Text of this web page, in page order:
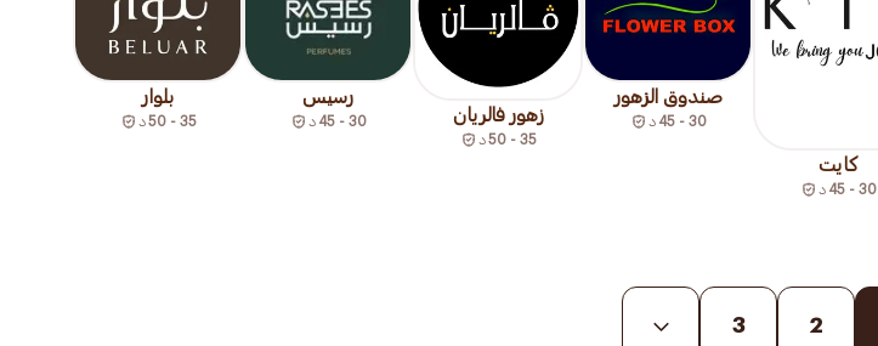
كايت
30 - 45 د
صندوق الزهور
30 - 45 د زهور فالريان
35 - 50 د
رسيس
30 - 45 د
بلوار
35 - 50 د
2
3